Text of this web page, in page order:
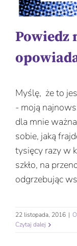
Powiedz
Myślę, że to
- moją
dla mnie
sobie, jaką
tysięcy razy w
szkło, na
odgrzebując
22 listopada, 2016 |
Czytaj dalej